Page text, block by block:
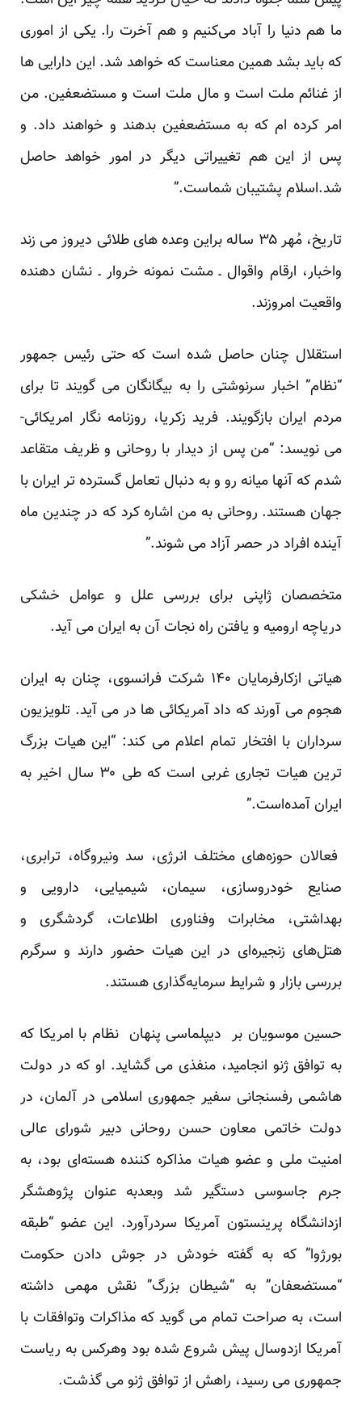
ما هم دنیا را آباد می‌کنیم و هم آخرت را. یکی از اموری
که باید بشد همین معناست که خواهد شد. این دارایی ها
از غنائم ملت است و مال ملت است و مستضعفین. من
امر کرده ام که به مستضعفین بدهند و خواهند داد. و
پس از این هم تغییراتی دیگر در امور خواهد حاصل
شد.اسلام پشتیبان شماست.”
تاریخ، مُهر ۳۵ ساله براین وعده های طلائی دیروز می زند
واخبار، ارقام واقوال ـ مشت نمونه خروار ـ نشان دهنده
واقعیت امروزند.
استقلال چنان حاصل شده است که حتی رئیس جمهور
“نظام” اخبار سرنوشتی را به بیگانگان می گویند تا برای
مردم ایران بازگویند. فرید زکریا، روزنامه نگار امریکائی-
می نویسد: “من پس از دیدار با روحانی و ظریف متقاعد
شدم که آنها میانه رو و به دنبال تعامل گسترده تر ایران با
جهان هستند. روحانی به من اشاره کرد که در چندین ماه
آینده افراد در حصر آزاد می شوند.”
متخصصان ژاپنی برای بررسی علل و عوامل خشکی
دریاچه ارومیه و یافتن راه نجات آن به ایران می آید.
هیاتی ازکارفرمایان ۱۴۰ شرکت فرانسوی، چنان به ایران
هجوم می آورند که داد آمریکائی ها در می آید. تلویزیون
سرداران با افتخار تمام اعلام می کند: “این هیات بزرگ‌
ترین هیات تجاری غربی است که طی ۳۰ سال اخیر به
ایران آمده‌است.”
فعالان حوزه‌های مختلف انرژی، سد ونیروگاه، ترابری،
صنایع خودروسازی، سیمان، شیمیایی، دارویی و
بهداشتی، مخابرات وفناوری اطلاعات، گردشگری و
هتل‌های زنجیره‌ای در این هیات حضور دارند و سرگرم
بررسی بازار و شرایط سرمایه‌گذاری هستند.
حسین موسویان بر دیپلماسی پنهان نظام با امریکا که
به توافق ژنو انجامید، منفذی می گشاید. او که در دولت
هاشمی رفسنجانی سفیر جمهوری اسلامی در آلمان، در
دولت خاتمی معاون حسن روحانی دبیر شورای عالی
امنیت ملی و عضو هیات مذاکره کننده هسته‌ای بود، به
جرم جاسوسی دستگیر شد وبعدبه عنوان پژوهشگر
ازدانشگاه پرینستون آمریکا سردرآورد. این عضو “طبقه
بورژوا” که به گفته خودش در جوش دادن حکومت
“مستضعفان” به “شیطان بزرگ” نقش مهمی داشته
است، به صراحت تمام می گوید که مذاکرات وتوافقات با
آمریکا ازدوسال پیش شروع شده بود وهرکس به ریاست
جمهوری می رسید، راهش از توافق ژنو می گذشت.